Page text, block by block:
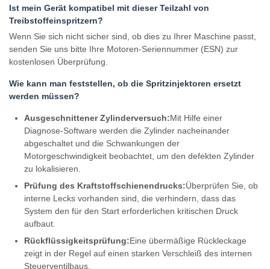
Ist mein Gerät kompatibel mit dieser Teilzahl von
Treibstoffeinspritzern?
Wenn Sie sich nicht sicher sind, ob dies zu Ihrer Maschine passt,
senden Sie uns bitte Ihre Motoren-Seriennummer (ESN) zur
kostenlosen Überprüfung.
Wie kann man feststellen, ob die Spritzinjektoren ersetzt
werden müssen?
Ausgeschnittener Zylinderversuch:Mit Hilfe einer
Diagnose-Software werden die Zylinder nacheinander
abgeschaltet und die Schwankungen der
Motorgeschwindigkeit beobachtet, um den defekten Zylinder
zu lokalisieren.
Prüfung des Kraftstoffschienendrucks:Überprüfen Sie, ob
interne Lecks vorhanden sind, die verhindern, dass das
System den für den Start erforderlichen kritischen Druck
aufbaut.
Rückflüssigkeitsprüfung:Eine übermäßige Rückleckage
zeigt in der Regel auf einen starken Verschleiß des internen
Steuerventilbaus.